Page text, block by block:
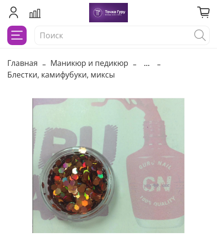
Главная Маникюр и педикюр
...
Блестки, камифубуки, миксы